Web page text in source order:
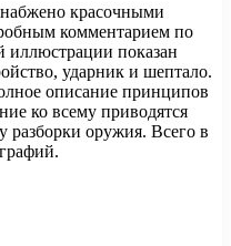
красочными
комментарием по
иллюстрации показан
ударник и шептало.
описание принципов
ко всему приводятся
оружия. Всего в